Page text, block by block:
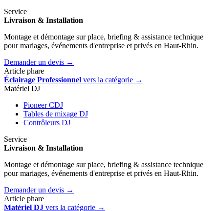
Service
Livraison & Installation
Montage et démontage sur place, briefing & assistance technique
pour mariages, événements d'entreprise et privés en Haut-Rhin.
Demander un devis →
Article phare
Éclairage Professionnel vers la catégorie →
Matériel DJ
Pioneer CDJ
Tables de mixage DJ
Contrôleurs DJ
Service
Livraison & Installation
Montage et démontage sur place, briefing & assistance technique
pour mariages, événements d'entreprise et privés en Haut-Rhin.
Demander un devis →
Article phare
Matériel DJ vers la catégorie →